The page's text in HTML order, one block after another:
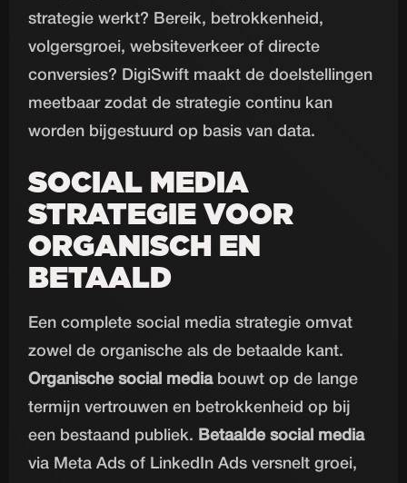
strategie werkt? Bereik, betrokkenheid,
volgersgroei, websiteverkeer of directe
conversies? DigiSwift maakt de doelstellingen
meetbaar zodat de strategie continu kan
worden bijgestuurd op basis van data.
SOCIAL MEDIA
STRATEGIE VOOR
ORGANISCH EN
BETAALD
Een complete social media strategie omvat
zowel de organische als de betaalde kant.
Organische social mediabouwt op de lange
termijn vertrouwen en betrokkenheid op bij
een bestaand publiek.
Betaalde social media
via Meta Ads of LinkedIn Ads versnelt groei,